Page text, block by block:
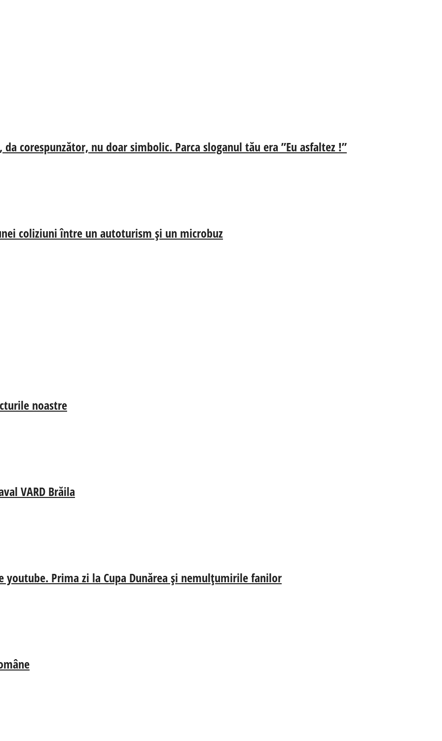
corespunzător, nu doar simbolic. Parca sloganul tău era ”Eu asfaltez !”
coliziuni între un autoturism și un microbuz
noastre
VARD Brăila
youtube. Prima zi la Cupa Dunărea și nemulțumirile fanilor